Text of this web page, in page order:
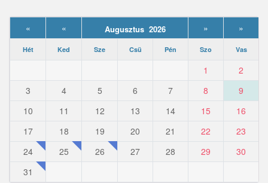
« « Augusztus 2026 » »
Hét Ked Sze Csü Pén Szo Vas
1
2
3
4 5 6 7 8
9
10
11 12 13 14 15
16
17
18 19 20 21 22
23
24
25 26 27 28 29
30
31